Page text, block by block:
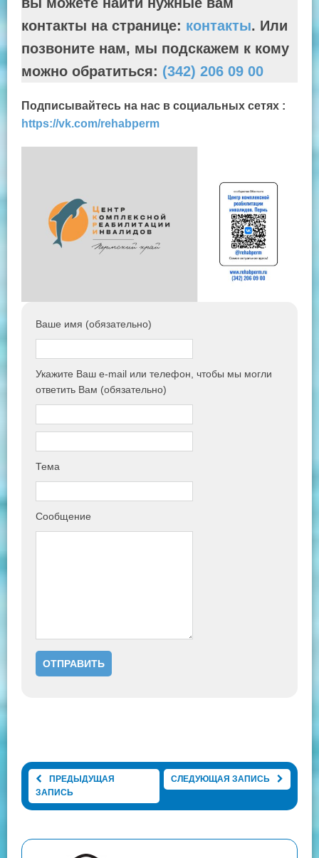
контакты на странице: контакты. Или
позвоните нам, мы подскажем к кому
можно обратиться: (342) 206 09 00
Подписывайтесь на нас в социальных сетях :
https://vk.com/rehabperm
Ваше имя (обязательно)
Укажите Ваш e-mail или телефон, чтобы мы могли
ответить Вам (обязательно)
Тема
Сообщение
ПРЕДЫДУЩАЯ
ЗАПИСЬ
СЛЕДУЮЩАЯ ЗАПИСЬ